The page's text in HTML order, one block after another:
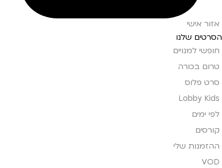
אזור אישי
הסרטים שלנו
חופשי למנויים
טרום בכורה
סרט פלוס
Lobby Kids
לפי ימים
קורסים
ההזמנות שלי
VOD